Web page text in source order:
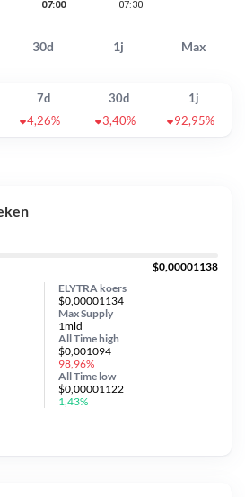
30d 1j Max
7d 30d
1j
4,26% 3,40% 92,95%
$0,00001138
ELYTRA koers
$0,00001134
Max Supply
1mld
All Timehigh
$0,001094
98,96%
All Time low
$0,00001122
1,43%